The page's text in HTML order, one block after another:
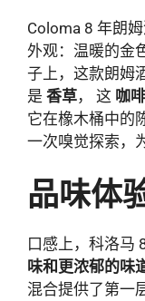
Coloma 8 年朗
外观：温暖的金
子上，这款朗姆
是 香草， 这 咖啡
它在橡木桶中的
一次嗅觉探索，
品味体
口感上，科洛马
味和更浓郁的味
混合提供了第一